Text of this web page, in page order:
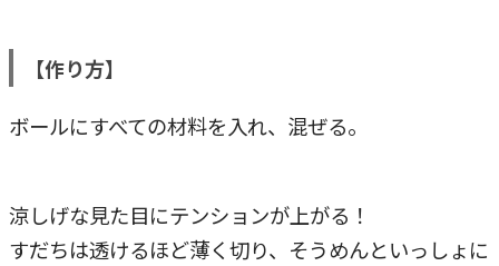
【作り方】
ボールにすべての材料を入れ、混ぜる。
涼しげな見た目にテンションが上がる！
すだちは透けるほど薄く切り、そうめんといっしょに